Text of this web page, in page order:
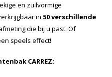
en zuilvormige
in 50 verschillende
die bij u past. Of
speels effect!
CARREZ: